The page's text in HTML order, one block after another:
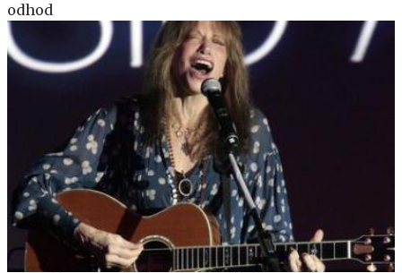
odhod